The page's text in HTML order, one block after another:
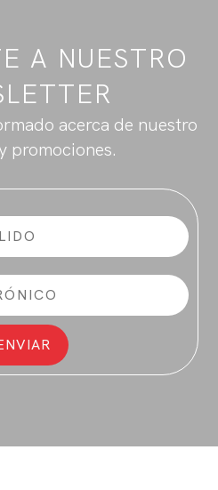
A NUESTRO
acerca de nuestro
promociones.